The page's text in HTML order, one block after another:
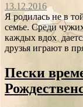
13.12.2016
Я родилась не в
семье. Среди
каждых вдох
друзья играют в
Пески